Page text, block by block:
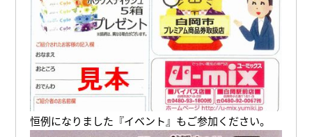
恒例になりました『イベント』もご参加ください。